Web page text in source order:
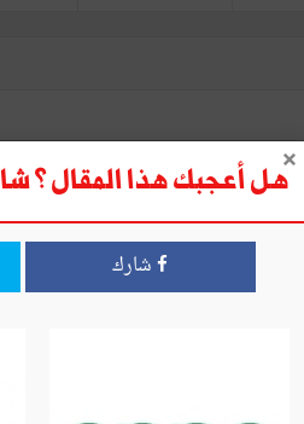
هل أعجبك هذا المقال ؟
شارك